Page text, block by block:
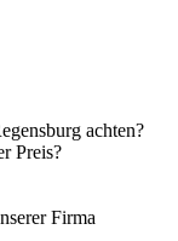
achten?
Preis?
Firma